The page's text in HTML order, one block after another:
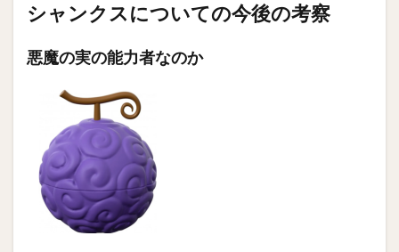
シャンクスについての今後の考察
悪魔の実の能力者なのか